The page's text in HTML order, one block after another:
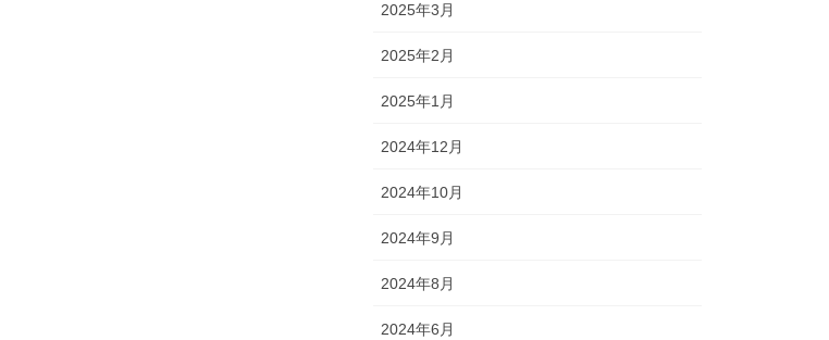
2025年3月
2025年2月
2025年1月
2024年12月
2024年10月
2024年9月
2024年8月
2024年6月